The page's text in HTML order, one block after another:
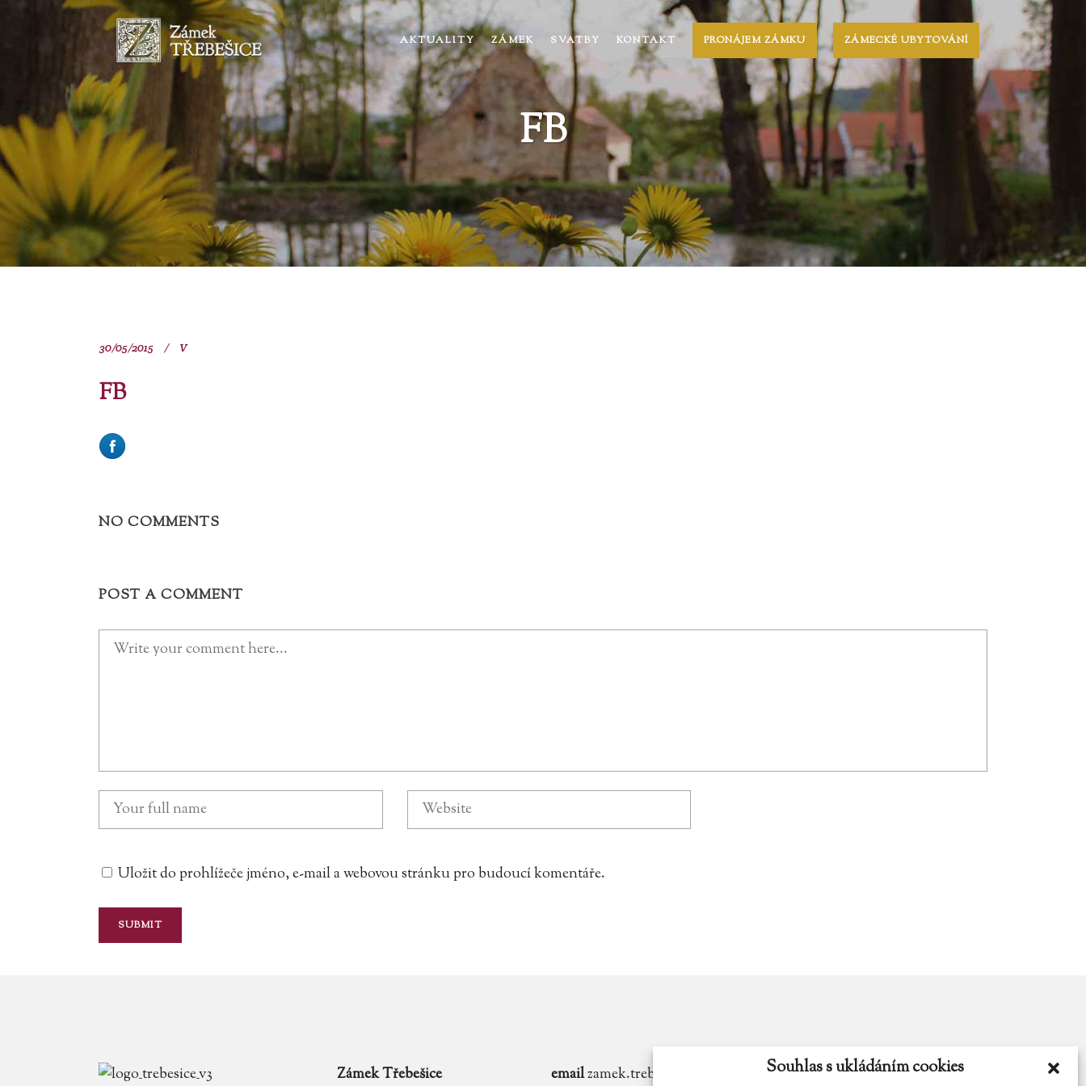
Souhlas s ukládáním cookies
AKTUALITY ZÁMEK SVATBY KONTAKT PRONÁJEM ZÁMKU ZÁMECKÉ UBYTOVÁNÍ
FB
30/05/2015 V
FB
NO COMMENTS
POST A COMMENT
Uložit do prohlížeče jméno, e-mail a webovou stránku pro budoucí komentáře.
Zámek Třebešice emailzamek.trebesice@volny.cz Najdete nás na Facebooku